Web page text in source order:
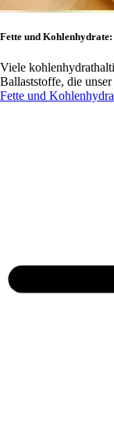
Fette und
Viele
Ballaststoffe, die
Fette und